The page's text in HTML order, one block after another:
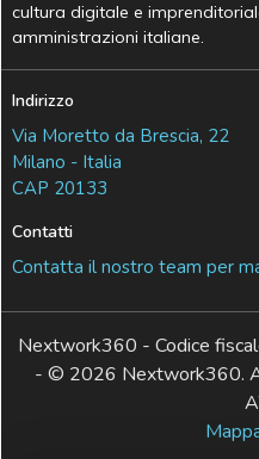
cultura digitale e
amministrazioni italiane.
Indirizzo
Via Moretto da Brescia, 22
Milano - Italia
CAP 20133
Contatti
Contatta il nostro team per
Nextwork360 - Codice
- © 2026 Nextwork360.